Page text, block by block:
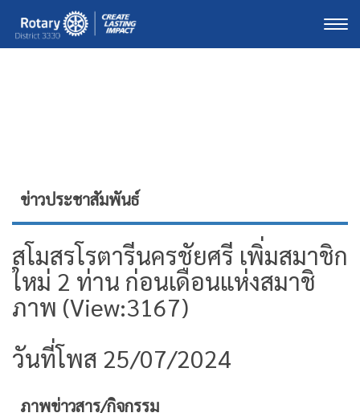
ข่าวประชาสัมพันธ์
สโมสรโรตารีนครชัยศรี เพิ่มสมาชิก
ใหม่ 2 ท่าน ก่อนเดือนแห่งสมาชิ
ภาพ (View:3167)
วันที่โพส 25/07/2024
ภาพข่าวสาร/กิจกรรม